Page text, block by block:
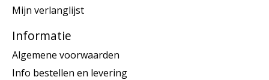
Mijn verlanglijst
Informatie
Algemene voorwaarden
Info bestellen en levering